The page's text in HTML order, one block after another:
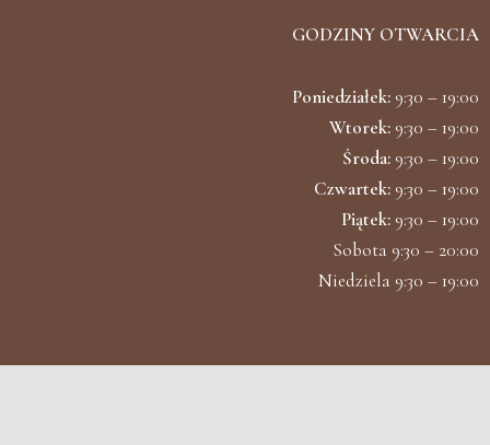
GODZINY OTWARCIA
Poniedziałek: 9:30 – 19:00
Wtorek: 9:30 – 19:00
Środa: 9:30 – 19:00
Czwartek: 9:30 – 19:00
Piątek: 9:30 – 19:00
Sobota 9:30 – 20:00
Niedziela 9:30 – 19:00